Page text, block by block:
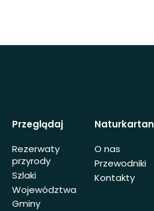
Przeglądaj
Rezerwaty
przyrody
Szlaki
Województwa
Gminy
Naturkartan
O nas
Przewodniki
Kontakty